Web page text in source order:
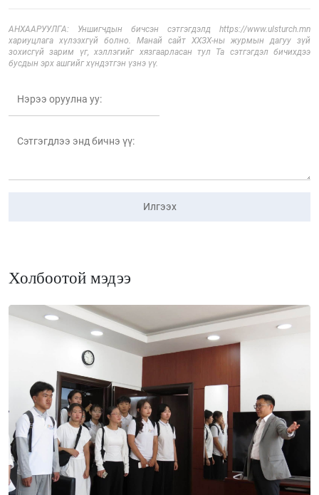
АНХААРУУЛГА: Уншигчдын бичсэн сэтгэгдэлд https://www.ulsturch.mn
хариуцлага хүлээхгүй болно. Манай сайт ХХЗХ-ны журмын дагуу зүй
зохисгүй зарим үг, хэллэгийг хязгаарласан тул Та сэтгэгдэл бичихдээ
бусдын эрх ашгийг хүндэтгэн үзнэ үү.
Илгээх
Холбоотой мэдээ